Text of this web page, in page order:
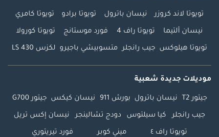
تويوتا لاند كروزر نيسان باترول تويوتا برادو تويوتا كامري
نيسان ألتيما تويوتا راف 4 فورد موستانج تويوتا كورولا
تويوتا هيلوكس جيب رانجلر متسوبيشي باجيرو لكزس LS 430
موديلات جديدة شعبية
جيتور T2 نيسان باترول بورش 911 نيسان كيكس جيتور G700
جيب رانجلر كيا سيلتوس دودج تشالينجر نيسان إكس تريل
تويوتا راف ٤ ميني كوبر فورد تيريتوري